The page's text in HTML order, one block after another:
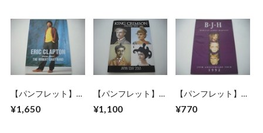
【パンフレット】
ERIC CLAPTON /
1987 JAPAN TOUR
¥1,650
【パンフレット】
KING CRIMSON /
2018 JAPAN TOUR
¥1,100
【パンフレット】
BARCLAY JAMES
HARVEST / 25TH
¥770